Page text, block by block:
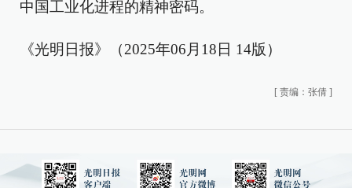
中国工业化进程的精神密码。
《光明日报》（2025年06月18日 14版）
[ 责编：张倩 ]